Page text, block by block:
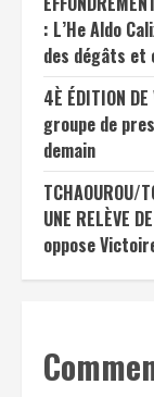
: L’He Aldo
des dégâts et
4È ÉDITION
groupe de
demain
TCHAOUROU/
UNE RELÈVE
oppose